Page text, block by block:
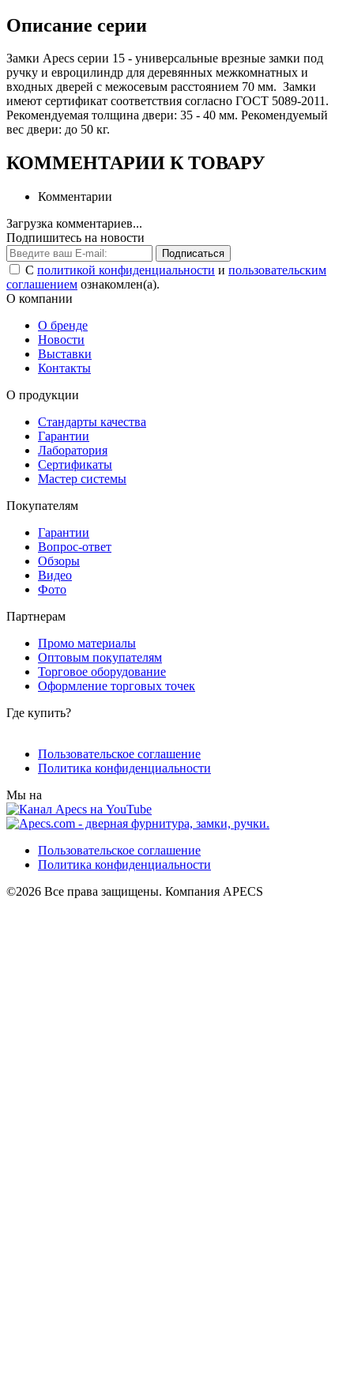
Описание серии
Замки Apecs серии 15 - универсальные врезные замки под
ручку и евроцилиндр для деревянных межкомнатных и
входных дверей с межосевым расстоянием 70 мм. Замки
имеют сертификат соответствия согласно ГОСТ 5089-2011.
Рекомендуемая толщина двери: 35 - 40 мм. Рекомендуемый
вес двери: до 50 кг.
КОММЕНТАРИИ К ТОВАРУ
Комментарии
Загрузка комментариев...
Подпишитесь на новости
Подписаться
С политикой конфиденциальности и пользовательским
соглашением ознакомлен(а).
О компании
О бренде
Новости
Выставки
Контакты
О продукции
Стандарты качества
Гарантии
Лаборатория
Сертификаты
Мастер системы
Покупателям
Гарантии
Вопрос-ответ
Обзоры
Видео
Фото
Партнерам
Промо материалы
Оптовым покупателям
Торговое оборудование
Оформление торговых точек
Где купить?
Пользовательское соглашение
Политика конфиденциальности
Мы на
Пользовательское соглашение
Политика конфиденциальности
©2026 Все права защищены. Компания APECS